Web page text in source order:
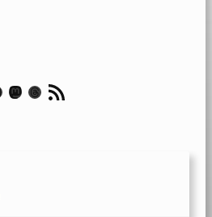
Mastodon Threads RSS-Feed